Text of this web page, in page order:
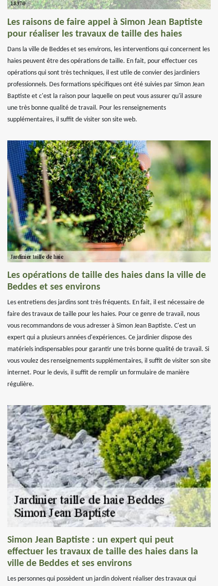
Les raisons de faire appel à Simon Jean Baptiste
pour réaliser les travaux de taille des haies
Dans la ville de Beddes et ses environs, les interventions qui concernent les
haies peuvent être des opérations de taille. En fait, pour effectuer ces
opérations qui sont très techniques, il est utile de convier des jardiniers
professionnels. Des formations spécifiques ont été suivies par Simon Jean
Baptiste et c'est la raison pour laquelle on peut vous assurer qu'il assure
une très bonne qualité de travail. Pour les renseignements
supplémentaires, il suffit de visiter son site web.
Les opérations de taille des haies dans la ville de
Beddes et ses environs
Les entretiens des jardins sont très fréquents. En fait, il est nécessaire de
faire des travaux de taille pour les haies. Pour ce genre de travail, nous
vous recommandons de vous adresser à Simon Jean Baptiste. C'est un
expert qui a plusieurs années d'expériences. Ce jardinier dispose des
matériels indispensables pour garantir une très bonne qualité de travail. Si
vous voulez des renseignements supplémentaires, il suffit de visiter son site
internet. Pour le devis, il suffit de remplir un formulaire de manière
régulière.
Simon Jean Baptiste : un expert qui peut
effectuer les travaux de taille des haies dans la
ville de Beddes et ses environs
Les personnes qui possèdent un jardin doivent réaliser des travaux qui